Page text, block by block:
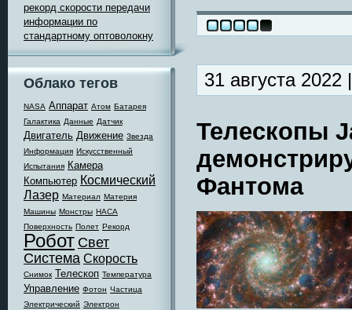
рекорд скорости передачи
информации по
стандартному оптоволокну
Облако тегов
NASA Аппарат Атом Батарея
Галактика Данные Датчик
Двигатель Движение Звезда
Информация Искусственный
Испытания Камера
Компьютер Космический
Лазер Материал Материя
Машины Монстры НАСА
Поверхность Полет Рекорд
Робот Свет
Система Скорость
Снимок Телескоп Температура
Управление Фотон Частица
Электрический Электрон
31 августа 2022
Телескопы
Фантома